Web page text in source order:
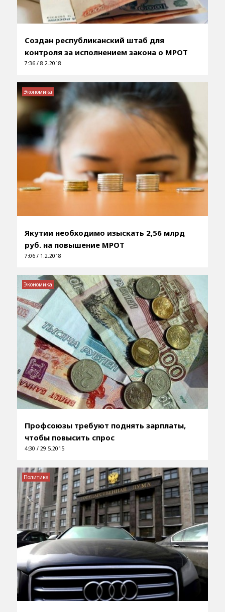
Создан республиканский штаб для
контроля за исполнением закона о МРОТ
7:36 / 8.2.2018
Якутии необходимо изыскать 2,56 млрд
руб. на повышение МРОТ
7:06 / 1.2.2018
Экономика
Профсоюзы требуют поднять зарплаты,
чтобы повысить спрос
4:30 / 29.5.2015
Экономика
Политика